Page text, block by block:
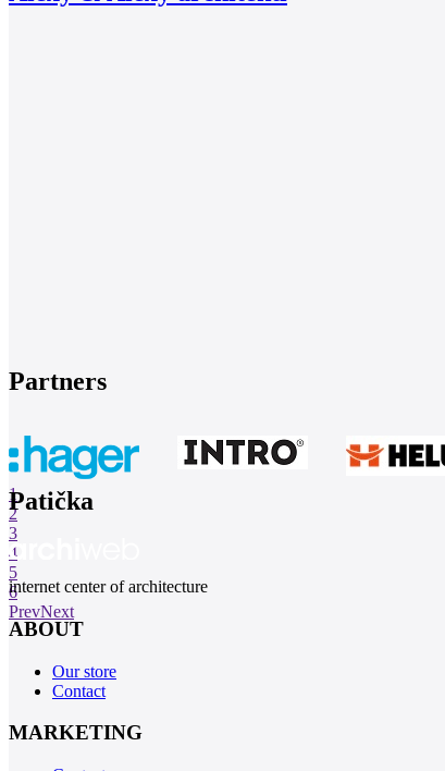
Partners
1
2
3
4
5
6
PrevNext
Patička
internet center of architecture
ABOUT
Our store
Contact
MARKETING